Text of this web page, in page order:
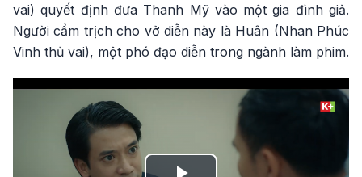
vai) quyết định đưa Thanh Mỹ vào một gia đình giả.
Người cầm trịch cho vở diễn này là Huân (Nhan Phúc
Vinh thủ vai), một phó đạo diễn trong ngành làm phim.